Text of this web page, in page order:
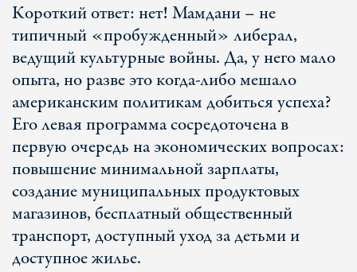
Короткий ответ: нет! Мамдани – не
типичный «пробужденный» либерал,
ведущий культурные войны. Да, у него мало
опыта, но разве это когда-либо мешало
американским политикам добиться успеха?
Его левая программа сосредоточена в
первую очередь на экономических вопросах:
повышение минимальной зарплаты,
создание муниципальных продуктовых
магазинов, бесплатный общественный
транспорт, доступный уход за детьми и
доступное жилье.